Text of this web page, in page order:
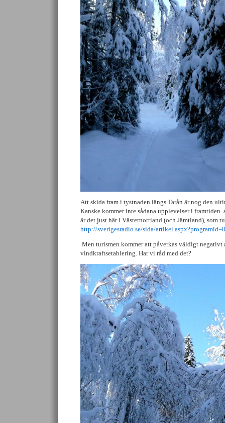
Att skida fram i tystnaden längs Tarån är nog den
Kanske kommer inte sådana upplevelser i framtiden
är det just här i Västernorrland (och Jämtland), som
http://sverigesradio.se/sida/
Men turismen kommer att påverkas väldigt negativt
vindkraftsetablering. Har vi råd med det?